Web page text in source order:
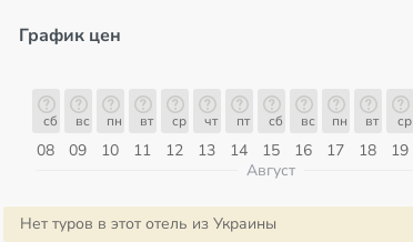
График цен
08
сб
09
вс
10
пн
11
вт
12
ср
13
чт
14
пт
15
сб
16
вс
17
пн
18
вт
19
ср
Август
Нет туров в этот отель из Украины